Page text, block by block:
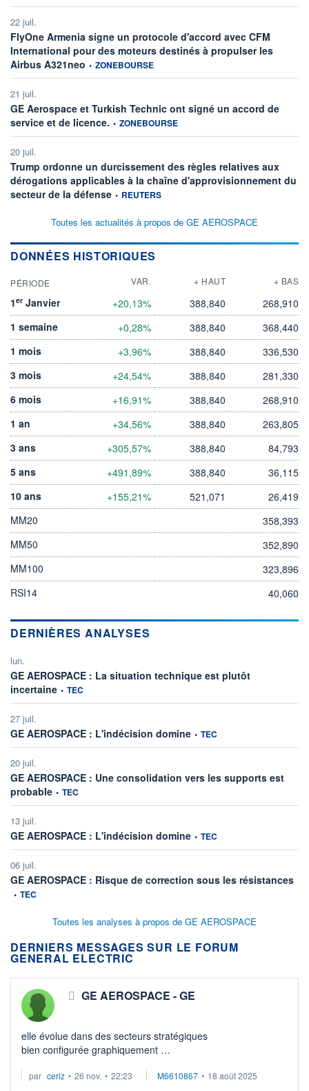
22 juil.
FlyOne Armenia signe un protocole d'accord avec CFM
International pour des moteurs destinés à propulser les
Airbus A321neo information fournie par
• ZONEBOURSE
21 juil.
GE Aerospace et Turkish Technic ont signé un accord de
service et de licence. information fournie par
• ZONEBOURSE
20 juil.
Trump ordonne un durcissement des règles relatives aux
dérogations applicables à la chaîne d'approvisionnement du
secteur de la défense information fournie par
• REUTERS
Toutes les actualités à propos de GE AEROSPACE
DONNÉES HISTORIQUES
PÉRIODE VAR. + HAUT + BAS
1er Janvier +20,13% 388,840
268,910
1 semaine
+0,28% 388,840
368,440
1 mois
+3,96% 388,840
336,530
3 mois
+24,54% 388,840
281,330
6 mois
+16,91% 388,840
268,910
1 an
+34,56% 388,840
263,805
3 ans
+305,57% 388,840
84,793
5 ans
+491,89% 388,840
36,115
10 ans
+155,21% 521,071
26,419
MM20
358,393
MM50
352,890
MM100
323,896
RSI14
40,060
DERNIÈRES ANALYSES
lun.
GE AEROSPACE : La situation technique est plutôt
incertaine information fournie par
• TEC
27 juil.
GE AEROSPACE : L'indécision domine information fournie par
• TEC
20 juil.
GE AEROSPACE : Une consolidation vers les supports est
probable information fournie par
• TEC
13 juil.
GE AEROSPACE : L'indécision domine information fournie par
• TEC
06 juil.
GE AEROSPACE : Risque de correction sous les résistances
• TEC
Toutes les analyses à propos de GE AEROSPACE
DERNIERS MESSAGES SUR LE FORUM
GENERAL ELECTRIC
GE AEROSPACE - GE
elle évolue dans des secteurs stratégiques
bien configurée graphiquement
on peut jouer le gap
par ceriz • 26 nov. • 22:23 M6610867 • 18 août 2025